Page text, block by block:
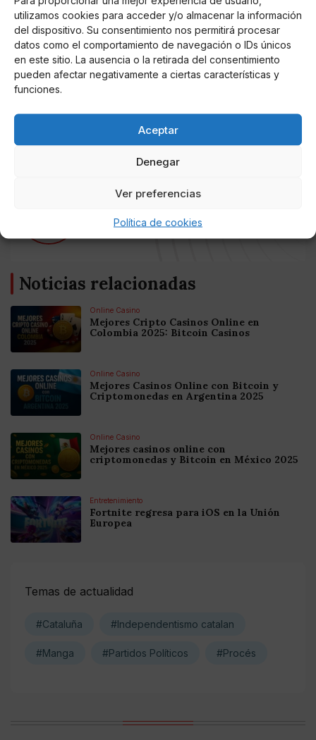
utilizamos cookies para acceder y/o almacenar la información
del dispositivo. Su consentimiento nos permitirá procesar
datos como el comportamiento de navegación o IDs únicos
en este sitio. La ausencia o la retirada del consentimiento
pueden afectar negativamente a ciertas características y
funciones.
Aceptar
Denegar
Ver preferencias
Política de cookies
afrontar las mismas preocupaciones y los mismos
problemas. Encontraremos dificultades en el camino,
pero creo que merece mucho la pena intentarlo. "En
este día miramos al futuro con más optimismo.
Queremos abrir una nueva etapa de diálogo y
reencuentro y cerrar de una vez por todas el
enfrentamiento. La democracia española demuestra
Miguel P. Montes
Noticias relacionadas
Online Casino
Mejores Cripto Casinos Online en
Colombia 2025: Bitcoin Casinos
Online Casino
Mejores Casinos Online con Bitcoin y
Criptomonedas en Argentina 2025
Online Casino
Mejores casinos online con
criptomonedas y Bitcoin en México 2025
Entretenimiento
Fortnite regresa para iOS en la Unión
Europea
Temas de actualidad
#Cataluña #Independentismo catalan
#Manga #Partidos Políticos #Procés